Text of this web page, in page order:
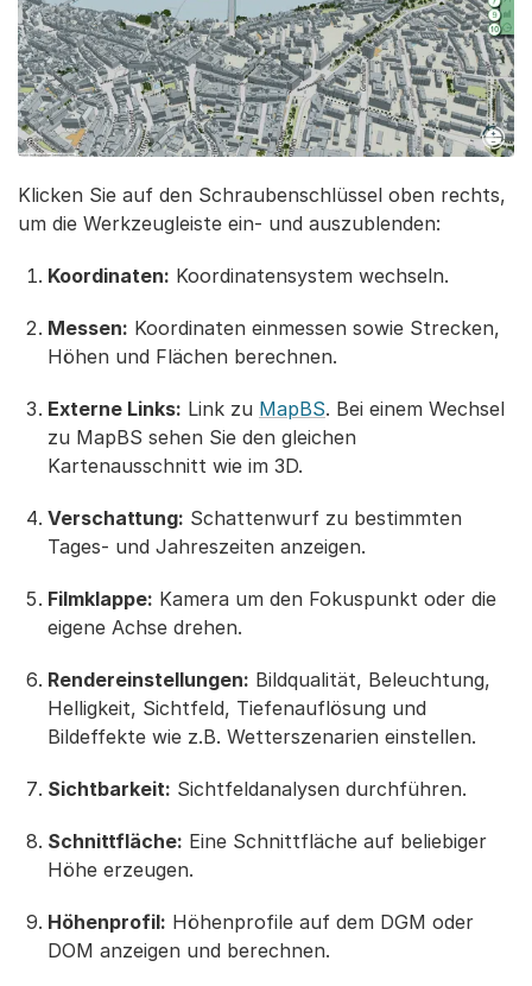
Klicken Sie auf den Schraubenschlüssel oben rechts,
um die Werkzeugleiste ein- und auszublenden:
Koordinaten: Koordinatensystem wechseln.
Messen: Koordinaten einmessen sowie Strecken,
Höhen und Flächen berechnen.
Externe Links: Link zu MapBS. Bei einem Wechsel
zu MapBS sehen Sie den gleichen
Kartenausschnitt wie im 3D.
Verschattung: Schattenwurf zu bestimmten
Tages- und Jahreszeiten anzeigen.
Filmklappe: Kamera um den Fokuspunkt oder die
eigene Achse drehen.
Rendereinstellungen: Bildqualität, Beleuchtung,
Helligkeit, Sichtfeld, Tiefenauflösung und
Bildeffekte wie z.B. Wetterszenarien einstellen.
Sichtbarkeit: Sichtfeldanalysen durchführen.
Schnittfläche: Eine Schnittfläche auf beliebiger
Höhe erzeugen.
Höhenprofil: Höhenprofile auf dem DGM oder
DOM anzeigen und berechnen.